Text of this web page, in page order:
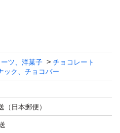
ト商品です。最初から欠け割
いです^_^
。
200g×2袋
ツ、洋菓子
チョコレート
ック、チョコバー
（日本郵便）